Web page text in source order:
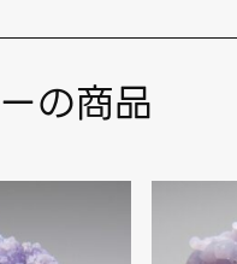
の商品